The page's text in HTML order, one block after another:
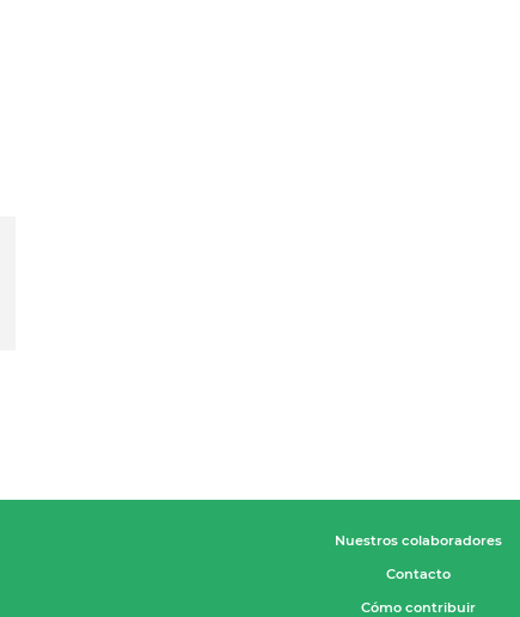
Nuestros colaboradores
Contacto
Cómo contribuir